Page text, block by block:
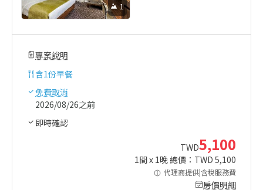
1
專案說明
含1份早餐
免費取消
2026/08/26之前
即時確認
TWD5,100
1間 x 1晚 總價：TWD 5,100
代理商提供|含稅服務費
房價明細